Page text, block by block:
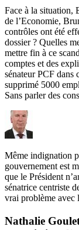
Face à la situation,
de l’Economie,
contrôles ont été
dossier ? Quelles
mettre fin à ce
comptes et des
sénateur PCF dans
supprimé 5000
Sans parler des
Même indignation
gouvernement est
que le Président
sénatrice centriste
vrai problème avec
Nathalie